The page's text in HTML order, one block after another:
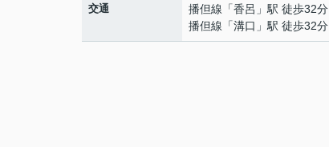
交通 播但線 「香呂 」駅 徒歩32分
播但線 「溝口 」駅 徒歩32分